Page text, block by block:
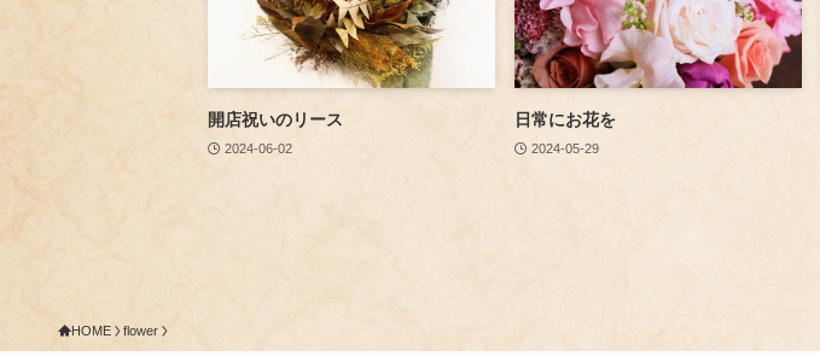
開店祝いのリース
2024-06-02
日常にお花を
2024-05-29
HOME flower